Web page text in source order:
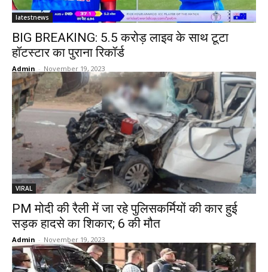
latestnews
BIG BREAKING: 5.5 करोड़ लाइव के साथ टूटा
हॉटस्टार का पुराना रिकॉर्ड
Admin - November 19, 2023
VIRAL
PM मोदी की रैली में जा रहे पुलिसकर्मियों की कार हुई
सड़क हादसे का शिकार; 6 की मौत
Admin - November 19, 2023